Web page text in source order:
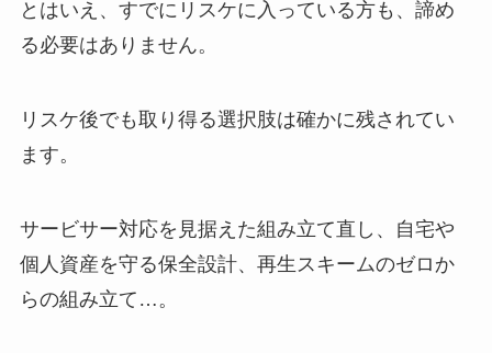
とはいえ、すでにリスケに入っている方も、諦め
る必要はありません。
リスケ後でも取り得る選択肢は確かに残されてい
ます。
サービサー対応を見据えた組み立て直し、自宅や
個人資産を守る保全設計、再生スキームのゼロか
らの組み立て…。